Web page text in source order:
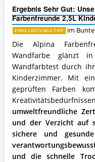
Ergebnis Sehr Gut:
Farbenfreunde 2,5L
PREIS-LEISTUNGS-TIPP im
Die Alpina
Wandfarbe glänzt
Wandfarbtest durch
Kinderzimmer. Mit
geprüften Farben
umweltfreundliche
und der Verzicht auf
sichere und
und die schnelle
Wandfarbe
Vorteile:
Was
spricht
für
diese
Bunte
Wandfarbe?